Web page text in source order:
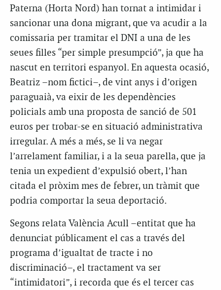
Paterna (Horta Nord) han tornat a intimidar i
sancionar una dona migrant, que va acudir a la
comissaria per tramitar el DNI a una de les
seues filles “per simple presumpció”, ja que ha
nascut en territori espanyol. En aquesta ocasió,
Beatriz –nom fictici–, de vint anys i d’origen
paraguaià, va eixir de les dependències
policials amb una proposta de sanció de 501
euros per trobar-se en situació administrativa
irregular. A més a més, se li va negar
l’arrelament familiar, i a la seua parella, que ja
tenia un expedient d’expulsió obert, l’han
citada el pròxim mes de febrer, un tràmit que
podria comportar la seua deportació.
Segons relata València Acull –entitat que ha
denunciat públicament el cas a través del
programa d’igualtat de tracte i no
discriminació–, el tractament va ser
“intimidatori”, i recorda que és el tercer cas